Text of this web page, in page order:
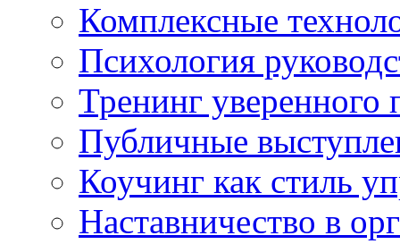
Комплексные
Психология
Тренинг уверенного
Публичные
Коучинг как стиль
Наставничество в